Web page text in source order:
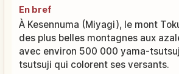
En bref
À Kesennuma (Miyagi), le mont
des plus belles montagnes aux
avec environ 500 000 yama-
tsutsuji qui colorent ses versants.